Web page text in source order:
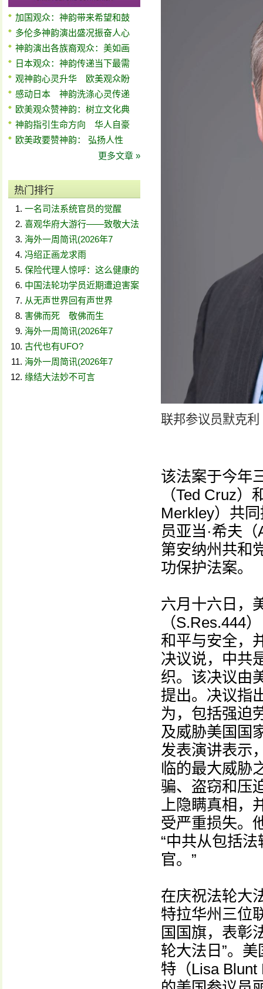
加国观众：神韵带来希望和鼓
多伦多神韵演出盛况振奋人心
神韵演出各族裔观众：美如画
日本观众：神韵传递当下最需
观神韵心灵升华 欧美观众盼
感动日本 神韵洗涤心灵传递
欧美观众赞神韵：树立文化典
神韵指引生命方向 华人自豪
欧美政要赞神韵： 弘扬人性
更多文章 »
热门排行
一名司法系统官员的觉醒
喜观华府大游行——致敬大法
海外一周简讯(2026年7
冯绍正画龙求雨
保险代理人惊呼：这么健康的
中国法轮功学员近期遭迫害案
从无声世界回有声世界
害佛而死 敬佛而生
海外一周简讯(2026年7
古代也有UFO?
海外一周简讯(2026年7
缘结大法妙不可言
联邦参议员默克
该法案于今年
（Ted Cruz
Merkley）共
员亚当·希夫
第安纳州共和
功保护法案。
六月十六日，
（S.Res.444
和平与安全，
决议说，中共
织。该决议由
提出。决议指
为，包括强迫
及威胁美国国
发表演讲表示
临的最大威胁
骗、盗窃和压
上隐瞒真相，
受严重损失。
“中共从包括
官。”
在庆祝法轮大
特拉华州三位
国国旗，表彰
轮大法日”。
特（Lisa Blunt